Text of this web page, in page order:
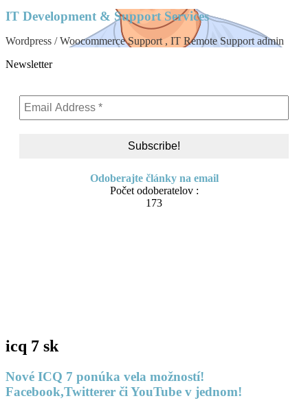
IT Development & Support Services
Wordpress / Woocommerce Support , IT Remote Support admin
Newsletter
Odoberajte články na email
Počet odoberatelov :
173
icq 7 sk
Nové ICQ 7 ponúka vela možností!
Facebook,Twitterer či YouTube v jednom!